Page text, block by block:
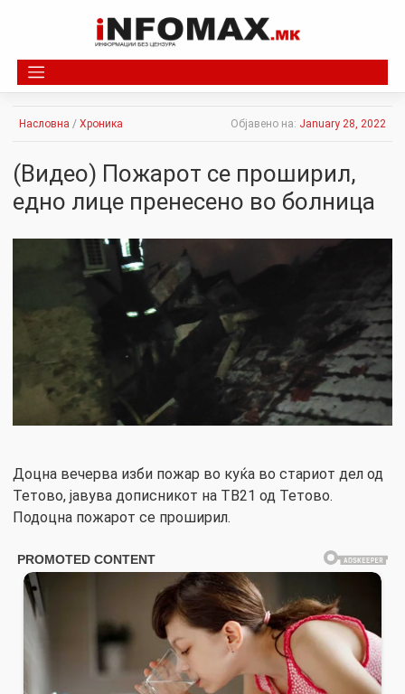
Насловна / Хроника Објавено на: January 28, 2022
(Видео) Пожарот се проширил,
едно лице пренесено во болница
Доцна вечерва изби пожар во куќа во стариот дел од
Тетово, јавува дописникот на ТВ21 од Тетово.
Подоцна пожарот се проширил.